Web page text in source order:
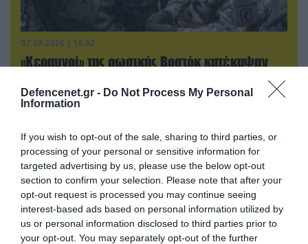
Defencenet.gr - Do Not Process My Personal
Information
If you wish to opt-out of the sale, sharing to third parties, or
processing of your personal or sensitive information for
targeted advertising by us, please use the below opt-out
section to confirm your selection. Please note that after your
opt-out request is processed you may continue seeing
interest-based ads based on personal information utilized by
us or personal information disclosed to third parties prior to
your opt-out. You may separately opt-out of the further
07.08.2026 | 18:02
«Κεραυνοί» της ρωσικής Βοστόκ κατέκαψαν
Αμερικανούς μισθοφόρους – Δείτε βίντεο